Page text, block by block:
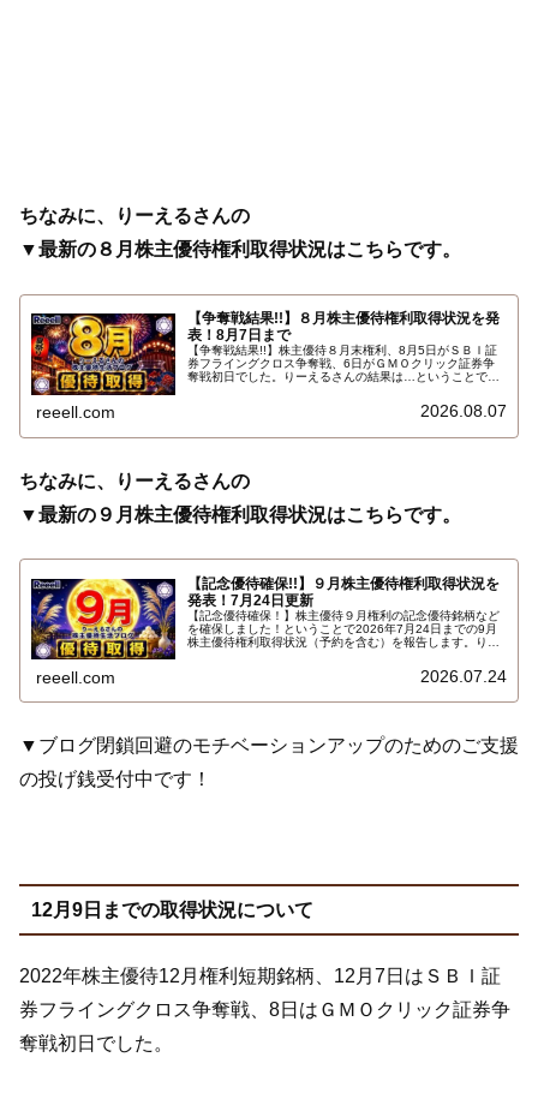
ちなみに、りーえるさんの
▼最新の８月株主優待権利取得状況はこちらです。
【争奪戦結果!!】８月株主優待権利取得状況を発
表！8月7日まで
【争奪戦結果!!】株主優待８月末権利、8月5日がＳＢＩ証
券フライングクロス争奪戦、6日がＧＭＯクリック証券争
奪戦初日でした。りーえるさんの結果は…ということで、
含む）を報告します。最新の取得状況はこちらです…
reeell.com 2026.08.07
ちなみに、りーえるさんの
▼最新の９月株主優待権利取得状況はこちらです。
【記念優待確保!!】９月株主優待権利取得状況を
発表！7月24日更新
【記念優待確保！】株主優待９月権利の記念優待銘柄など
を確保しました！ということで2026年7月24日までの9月
株主優待権利取得状況（予約を含む）を報告します。りー
reeell.com 2026.07.24
▼ブログ閉鎖回避のモチベーションアップのためのご支援
の投げ銭受付中です！
12月9日までの取得状況について
2022年株主優待12月権利短期銘柄、12月7日はＳＢＩ証
券フライングクロス争奪戦、8日はＧＭＯクリック証券争
奪戦初日でした。